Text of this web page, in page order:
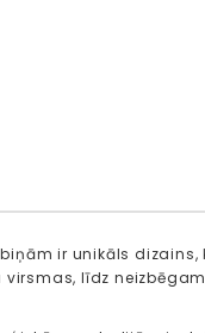
ir unikāls
līdz